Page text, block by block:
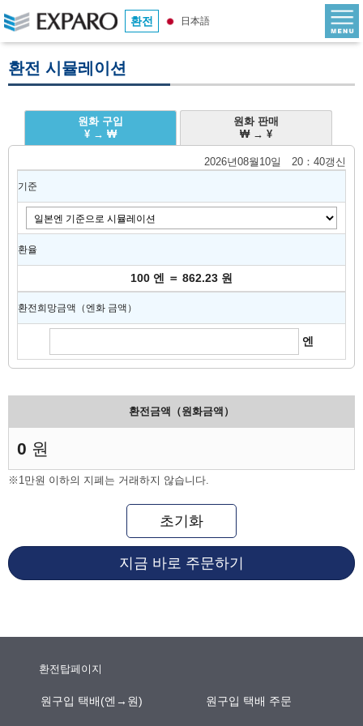
환전 日本語
환전 시뮬레이션
원화 구입
¥ → ₩
원화 판매
₩ → ¥
2026년08월10일 20：40갱신
기준
환율
100 엔 ＝ 862.23 원
환전희망금액（엔화 금액）
엔
환전금액（원화금액）
0 원
※1만원 이하의 지폐는 거래하지 않습니다.
초기화
지금 바로 주문하기
환전탑페이지
원구입 택배(엔→원) 원구입 택배 주문